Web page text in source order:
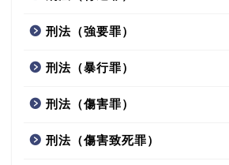
刑法（強要罪）
刑法（暴行罪）
刑法（傷害罪）
刑法（傷害致死罪）